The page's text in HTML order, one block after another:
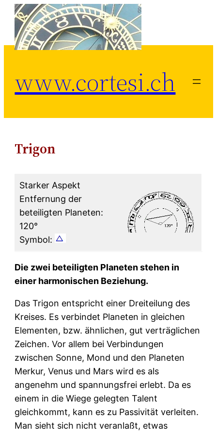
Zum
Inhalt
springen
www.cortesi.ch
Trigon
Starker Aspekt
Entfernung der
beteiligten Planeten:
120°
Symbol:
Die zwei beteiligten Planeten stehen in
einer harmonischen Beziehung.
Das Trigon entspricht einer Dreiteilung des
Kreises. Es verbindet Planeten in gleichen
Elementen, bzw. ähnlichen, gut verträglichen
Zeichen. Vor allem bei Verbindungen
zwischen Sonne, Mond und den Planeten
Merkur, Venus und Mars wird es als
angenehm und spannungsfrei erlebt. Da es
einem in die Wiege gelegten Talent
gleichkommt, kann es zu Passivität verleiten.
Man sieht sich nicht veranlaßt, etwas